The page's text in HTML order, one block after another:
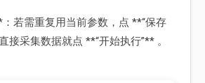
若需重复用当前参数，点 **“保存
接采集数据就点 **“开始执行”** 。